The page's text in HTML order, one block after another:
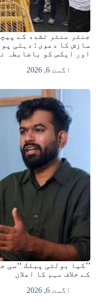
جنتر منتر تشدد کے
سازش کا دعوی : دہلی
اور ایکس کو باضابطہ
اگست 6, 2026
’’کیا بولتی پبلک ‘‘سی
کے خلاف مہم کا اعلان
اگست 6, 2026